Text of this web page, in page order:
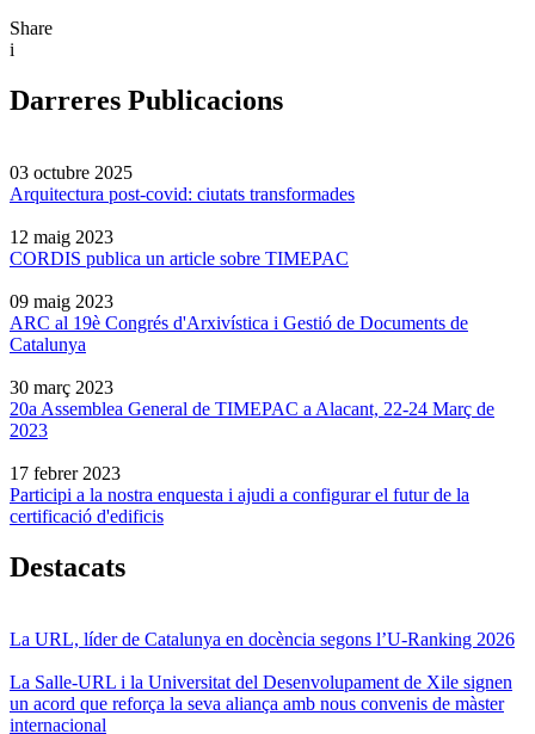
Share
i
Darreres Publicacions
03 octubre 2025
Arquitectura post-covid: ciutats transformades
12 maig 2023
CORDIS publica un article sobre TIMEPAC
09 maig 2023
ARC al 19è Congrés d'Arxivística i Gestió de Documents de
Catalunya
30 març 2023
20a Assemblea General de TIMEPAC a Alacant, 22-24 Març de
2023
17 febrer 2023
Participi a la nostra enquesta i ajudi a configurar el futur de la
certificació d'edificis
Destacats
La URL, líder de Catalunya en docència segons l’U-Ranking 2026
La Salle-URL i la Universitat del Desenvolupament de Xile signen
un acord que reforça la seva aliança amb nous convenis de màster
internacional